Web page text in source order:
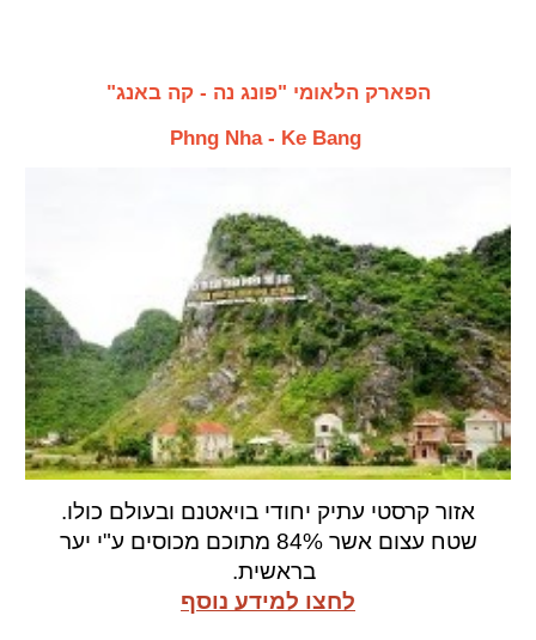
הפארק הלאומי "פונג נה - קה באנג"
Phng Nha - Ke Bang
אזור קרסטי עתיק יחודי בויאטנם ובעולם כולו.
שטח עצום אשר 8
4
% מתוכם מכוסים ע"י יער
בראשית.
לחצו למידע נוסף